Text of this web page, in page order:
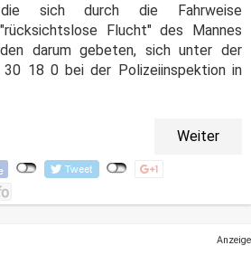
die sich durch die Fahrweise
Flucht" des Mannes
darum gebeten, sich unter der
18 0 bei der Polizeiinspektion in
Weiter
Anzeige